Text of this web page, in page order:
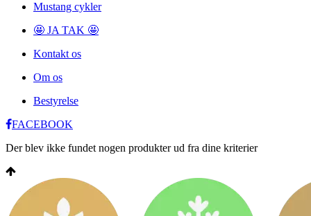
Mustang cykler
🤩 JA TAK 🤩
Kontakt os
Om os
Bestyrelse
FACEBOOK
Der blev ikke fundet nogen produkter ud fra dine kriterier